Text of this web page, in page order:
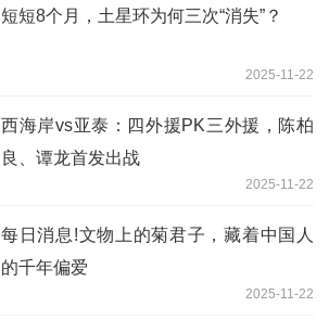
短短8个月，土星环为何三次“消失”？
2025-11-22
西海岸vs亚泰：四外援PK三外援，陈柏
良、谭龙首发出战
2025-11-22
每日消息!文物上的菊君子，藏着中国人
的千年偏爱
2025-11-22